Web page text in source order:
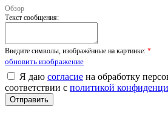
Обзор
Текст сообщения:
Введите символы, изображённые на картинке: *
обновить изображение
Я даю согласие на обработку
соответствии с политикой